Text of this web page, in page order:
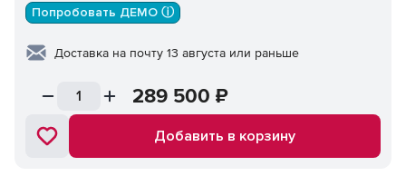
Попробовать ДЕМО ⓘ
Доставка на почту 13 августа или раньше
289 500 ₽
Добавить в корзину